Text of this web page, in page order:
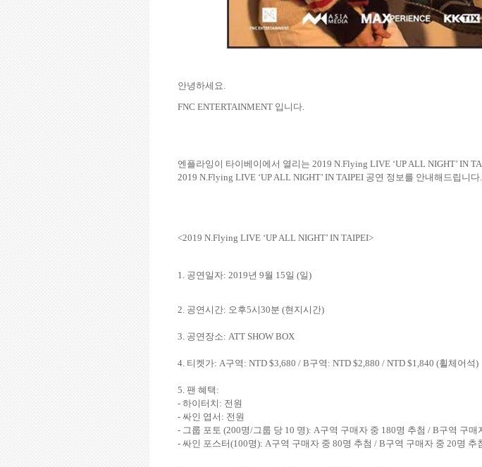
안녕하세요.
FNC ENTERTAINMENT 입니다
엔플라잉이 타이베이에서 열리는 2019 N.Flying LIVE ‘UP ALL NIGHT’ IN
2019 N.Flying LIVE ‘UP ALL NIGHT’ IN TAIPEI 공연 정보를 안내해드립니다
<2019 N.Flying LIVE ‘UP ALL NIGHT’ IN TAIPEI>
1. 공연일자: 2019년 9월 15일 (일)
2. 공연시간: 오후5시30분 (현지시간)
3. 공연장소: ATT SHOW BOX
4. 티켓가: A구역 : NTD $3,680 / B구역 : NTD $2,880 / NTD $1,840 (휠체어석)
5. 팬 혜택 :
- 하이터치 : 전원
- 싸인 엽서 : 전원
- 그룹 포토 (200명/그룹 당 10 명): A구역 구매자 중 180명 추첨 / B구역 구매
- 싸인 포스터(100명): A구역 구매자 중 80명 추첨 / B구역 구매자 중 20명 추